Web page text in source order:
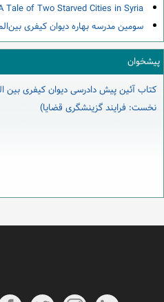
Tale of Two Starved Cities in Syria
سومین مدرسه بهاره دیوان کیفری
پیشخوان
کتاب آئین پیش دادرسی دیوان کیفری بین
نخست: فرایند گزینشگری قضایا)